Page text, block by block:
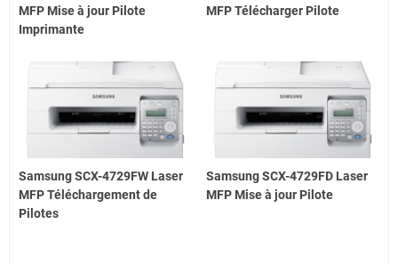
MFP Mise à jour Pilote
Imprimante
MFP Télécharger Pilote
Samsung SCX-4729FW Laser
MFP Téléchargement de
Pilotes
Samsung SCX-4729FD Laser
MFP Mise à jour Pilote